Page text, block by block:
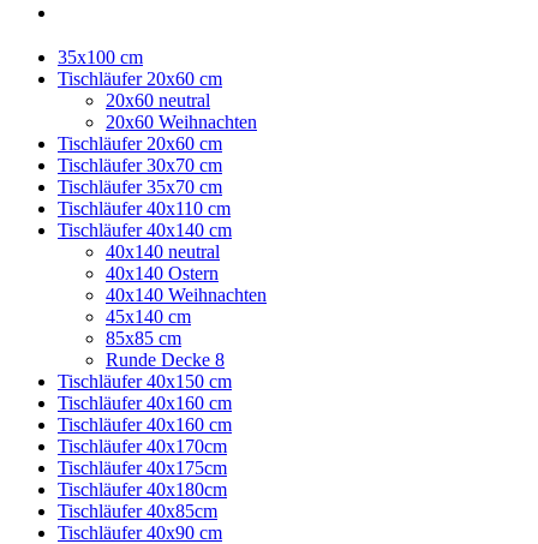
35x100 cm
Tischläufer 20x60 cm
20x60 neutral
20x60 Weihnachten
Tischläufer 20x60 cm
Tischläufer 30x70 cm
Tischläufer 35x70 cm
Tischläufer 40x110 cm
Tischläufer 40x140 cm
40x140 neutral
40x140 Ostern
40x140 Weihnachten
45x140 cm
85x85 cm
Runde Decke 8
Tischläufer 40x150 cm
Tischläufer 40x160 cm
Tischläufer 40x160 cm
Tischläufer 40x170cm
Tischläufer 40x175cm
Tischläufer 40x180cm
Tischläufer 40x85cm
Tischläufer 40x90 cm